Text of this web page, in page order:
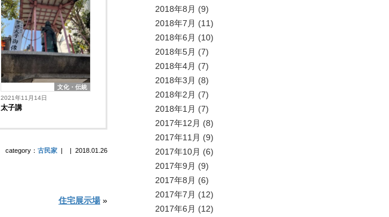
文化・伝統
2021年11月14日
太子講
category： 古民家 | | 2018.01.26
住宅展示場»
2018年8月 (9)
2018年7月 (11)
2018年6月 (10)
2018年5月 (7)
2018年4月 (7)
2018年3月 (8)
2018年2月 (7)
2018年1月 (7)
2017年12月 (8)
2017年11月 (9)
2017年10月 (6)
2017年9月 (9)
2017年8月 (6)
2017年7月 (12)
2017年6月 (12)